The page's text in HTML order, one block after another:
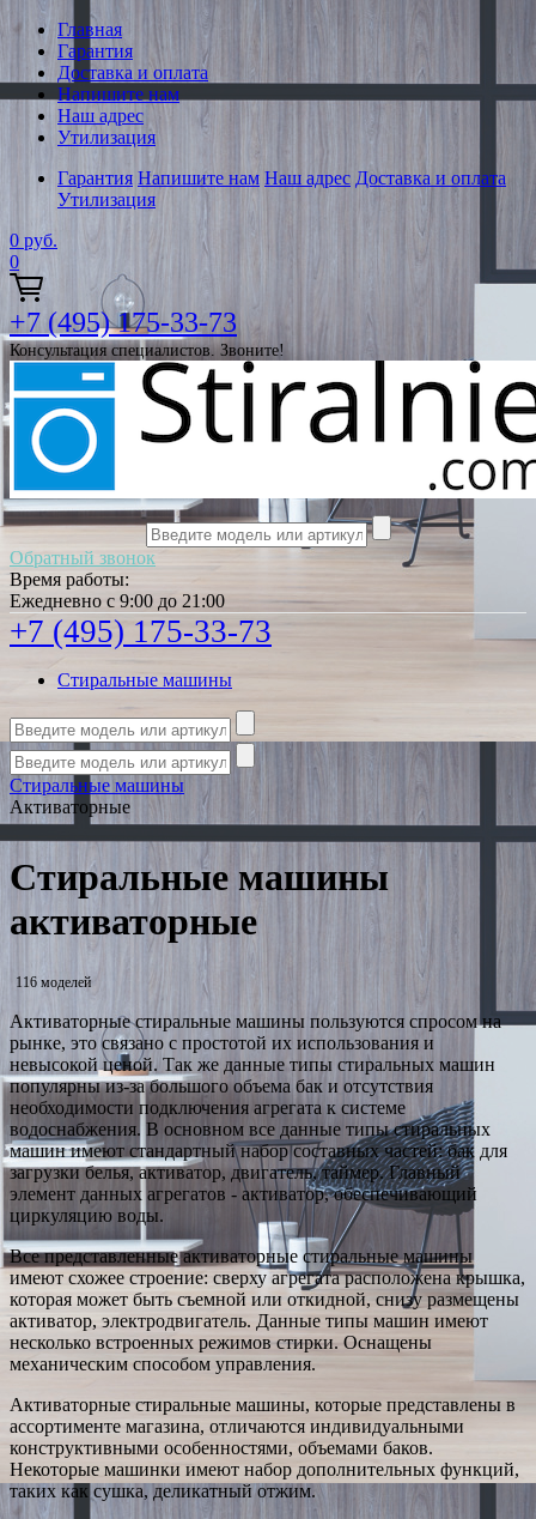
Главная
Гарантия
Доставка и оплата
Напишите нам
Наш адрес
Утилизация
Гарантия Напишите нам Наш адрес Доставка и оплата
Утилизация
0 руб.
0
+7 (495) 175-33-73
Консультация специалистов. Звоните!
Обратный звонок
Время работы:
Ежедневно с 9:00 до 21:00
+7 (495) 175-33-73
Стиральные машины
Стиральные машины
Активаторные
Стиральные машины
активаторные
116 моделей
Активаторные стиральные машины пользуются спросом на
рынке, это связано с простотой их использования и
невысокой ценой. Так же данные типы стиральных машин
популярны из-за большого объема бак и отсутствия
необходимости подключения агрегата к системе
водоснабжения. В основном все данные типы стиральных
машин имеют стандартный набор составных частей: бак для
загрузки белья, активатор, двигатель, таймер. Главный
элемент данных агрегатов - активатор, обеспечивающий
циркуляцию воды.
Все представленные активаторные стиральные машины
имеют схожее строение: сверху агрегата расположена крышка,
которая может быть съемной или откидной, снизу размещены
активатор, электродвигатель. Данные типы машин имеют
несколько встроенных режимов стирки. Оснащены
механическим способом управления.
Активаторные стиральные машины, которые представлены в
ассортименте магазина, отличаются индивидуальными
конструктивными особенностями, объемами баков.
Некоторые машинки имеют набор дополнительных функций,
таких как сушка, деликатный отжим.